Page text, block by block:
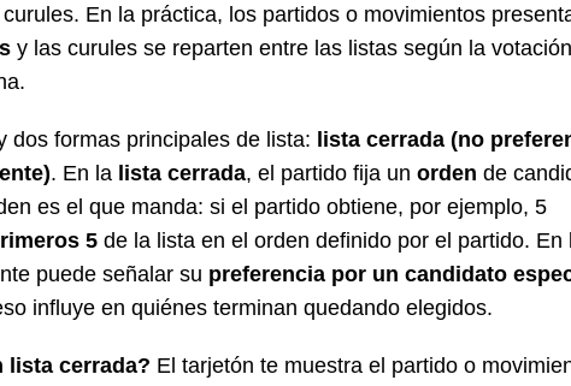
En la práctica, los partidos o movimientos
y las curules se reparten entre las listas según la
dos formas principales de lista: lista cerrada (no
. En la lista cerrada, el partido fija un orden de
es el que manda: si el partido obtiene, por ejemplo, 5
5 de la lista en el orden definido por el partido. En
puede señalar su preferencia por un candidato
influye en quiénes terminan quedando elegidos.
lista cerrada? El tarjetón te muestra el partido o